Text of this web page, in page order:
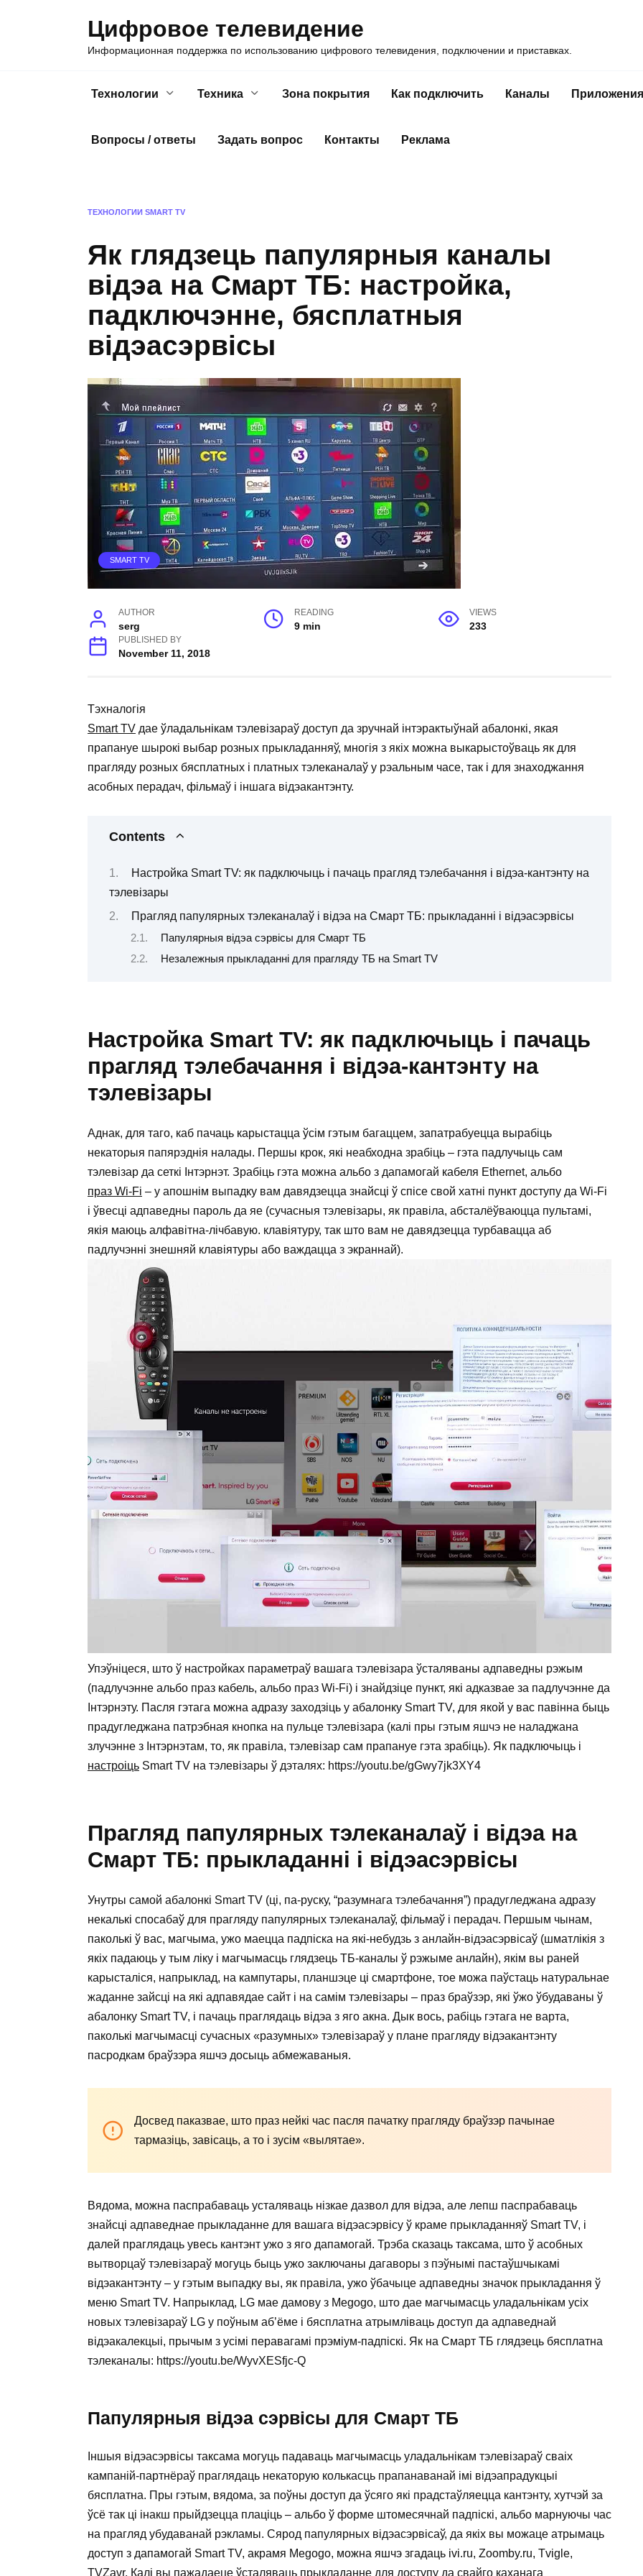
Цифровое телевидение
Информационная поддержка по использованию цифрового телевидения, подключении и приставках.
Технологии Техника Зона покрытия Как подключить Каналы Приложения
Вопросы / ответы Задать вопрос Контакты Реклама
ТЕХНОЛОГИИ SMART TV
Як глядзець папулярныя каналы
відэа на Смарт ТБ: настройка,
падключэнне, бясплатныя
відэасэрвісы
SMART TV
AUTHOR
serg
READING
9 min
VIEWS
233
PUBLISHED BY
November 11, 2018
Тэхналогія
Smart TV дае ўладальнікам тэлевізараў доступ да зручнай інтэрактыўнай абалонкі, якая
прапануе шырокі выбар розных прыкладанняў, многія з якіх можна выкарыстоўваць як для
прагляду розных бясплатных і платных тэлеканалаў у рэальным часе, так і для знаходжання
асобных перадач, фільмаў і іншага відэакантэнту.
Contents
Настройка Smart TV: як падключыць і пачаць прагляд тэлебачання і відэа-кантэнту на
тэлевізары
Прагляд папулярных тэлеканалаў і відэа на Смарт ТБ: прыкладанні і відэасэрвісы
Папулярныя відэа сэрвісы для Cмарт ТБ
Незалежныя прыкладанні для прагляду ТБ на Smart TV
Настройка Smart TV: як падключыць і пачаць
прагляд тэлебачання і відэа-кантэнту на
тэлевізары
Аднак, для таго, каб пачаць карыстацца ўсім гэтым багаццем, запатрабуецца вырабіць
некаторыя папярэднія налады. Першы крок, які неабходна зрабіць – гэта падлучыць сам
тэлевізар да сеткі Інтэрнэт. Зрабіць гэта можна альбо з дапамогай кабеля Ethernet, альбо
праз Wi-Fi – у апошнім выпадку вам давядзецца знайсці ў спісе свой хатні пункт доступу да Wi-Fi
і ўвесці адпаведны пароль да яе (сучасныя тэлевізары, як правіла, абсталёўваюцца пультамі,
якія маюць алфавітна-лічбавую. клавіятуру, так што вам не давядзецца турбавацца аб
падлучэнні знешняй клавіятуры або важдацца з экраннай).
Упэўніцеся, што ў настройках параметраў вашага тэлевізара ўсталяваны адпаведны рэжым
(падлучэнне альбо праз кабель, альбо праз Wi-Fi) і знайдзіце пункт, які адказвае за падлучэнне да
Інтэрнэту. Пасля гэтага можна адразу заходзіць у абалонку Smart TV, для якой у вас павінна быць
прадугледжана патрэбная кнопка на пульце тэлевізара (калі пры гэтым яшчэ не наладжана
злучэнне з Інтэрнэтам, то, як правіла, тэлевізар сам прапануе гэта зрабіць). Як падключыць і
настроіць Smart TV на тэлевізары ў дэталях: https://youtu.be/gGwy7jk3XY4
Прагляд папулярных тэлеканалаў і відэа на
Смарт ТБ: прыкладанні і відэасэрвісы
Унутры самой абалонкі Smart TV (ці, па-руску, “разумнага тэлебачання”) прадугледжана адразу
некалькі спосабаў для прагляду папулярных тэлеканалаў, фільмаў і перадач. Першым чынам,
паколькі ў вас, магчыма, ужо маецца падпіска на які-небудзь з анлайн-відэасэрвісаў (шматлікія з
якіх падаюць у тым ліку і магчымасць глядзець ТБ-каналы ў рэжыме анлайн), якім вы раней
карысталіся, напрыклад, на кампутары, планшэце ці смартфоне, тое можа паўстаць натуральнае
жаданне зайсці на які адпавядае сайт і на самім тэлевізары – праз браўзэр, які ўжо ўбудаваны ў
абалонку Smart TV, і пачаць праглядаць відэа з яго акна. Дык вось, рабіць гэтага не варта,
паколькі магчымасці сучасных «разумных» тэлевізараў у плане прагляду відэакантэнту
пасродкам браўзэра яшчэ досыць абмежаваныя.
Досвед паказвае, што праз нейкі час пасля пачатку прагляду браўзэр пачынае
тармазіць, завісаць, а то і зусім «вылятае».
Вядома, можна паспрабаваць усталяваць нізкае дазвол для відэа, але лепш паспрабаваць
знайсці адпаведнае прыкладанне для вашага відэасэрвісу ў краме прыкладанняў Smart TV, і
далей праглядаць увесь кантэнт ужо з яго дапамогай. Трэба сказаць таксама, што ў асобных
вытворцаў тэлевізараў могуць быць ужо заключаны дагаворы з пэўнымі пастаўшчыкамі
відэакантэнту – у гэтым выпадку вы, як правіла, ужо ўбачыце адпаведны значок прыкладання ў
меню Smart TV. Напрыклад, LG мае дамову з Megogo, што дае магчымасць уладальнікам усіх
новых тэлевізараў LG у поўным аб’ёме і бясплатна атрымліваць доступ да адпаведнай
відэакалекцыі, прычым з усімі перавагамі прэміум-падпіскі. Як на Смарт ТБ глядзець бясплатна
тэлеканалы: https://youtu.be/WyvXESfjc-Q
Папулярныя відэа сэрвісы для Cмарт ТБ
Іншыя відэасэрвісы таксама могуць падаваць магчымасць уладальнікам тэлевізараў сваіх
кампаній-партнёраў праглядаць некаторую колькасць прапанаванай імі відэапрадукцыі
бясплатна. Пры гэтым, вядома, за поўны доступ да ўсяго які прадстаўляецца кантэнту, хутчэй за
ўсё так ці інакш прыйдзецца плаціць – альбо ў форме штомесячнай падпіскі, альбо марнуючы час
на прагляд убудаванай рэкламы. Сярод папулярных відэасэрвісаў, да якіх вы можаце атрымаць
доступ з дапамогай Smart TV, акрамя Megogo, можна яшчэ згадаць ivi.ru, Zoomby.ru, Tvigle,
TVZavr. Калі вы пажадаеце ўсталяваць прыкладанне для доступу да свайго каханага